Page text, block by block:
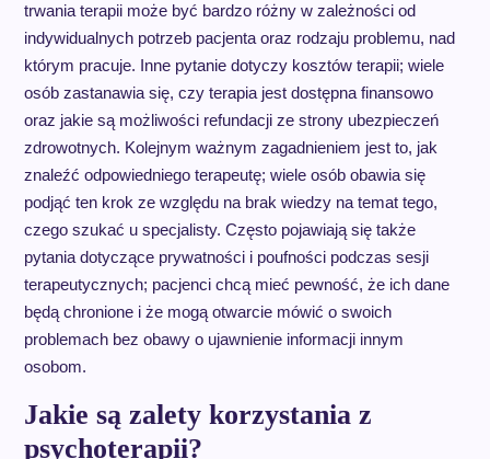
trwania terapii może być bardzo różny w zależności od
indywidualnych potrzeb pacjenta oraz rodzaju problemu, nad
którym pracuje. Inne pytanie dotyczy kosztów terapii; wiele
osób zastanawia się, czy terapia jest dostępna finansowo
oraz jakie są możliwości refundacji ze strony ubezpieczeń
zdrowotnych. Kolejnym ważnym zagadnieniem jest to, jak
znaleźć odpowiedniego terapeutę; wiele osób obawia się
podjąć ten krok ze względu na brak wiedzy na temat tego,
czego szukać u specjalisty. Często pojawiają się także
pytania dotyczące prywatności i poufności podczas sesji
terapeutycznych; pacjenci chcą mieć pewność, że ich dane
będą chronione i że mogą otwarcie mówić o swoich
problemach bez obawy o ujawnienie informacji innym
osobom.
Jakie są zalety korzystania z
psychoterapii?